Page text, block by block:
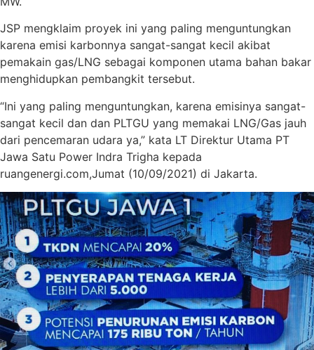
JSP mengklaim proyek ini yang paling menguntungkan
karena emisi karbonnya sangat-sangat kecil akibat
pemakain gas/LNG sebagai komponen utama bahan bakar
menghidupkan pembangkit tersebut.
“Ini yang paling menguntungkan, karena emisinya sangat-
sangat kecil dan dan PLTGU yang memakai LNG/Gas jauh
dari pencemaran udara ya,” kata LT Direktur Utama PT
Jawa Satu Power Indra Trigha kepada
ruangenergi.com,Jumat (10/09/2021) di Jakarta.